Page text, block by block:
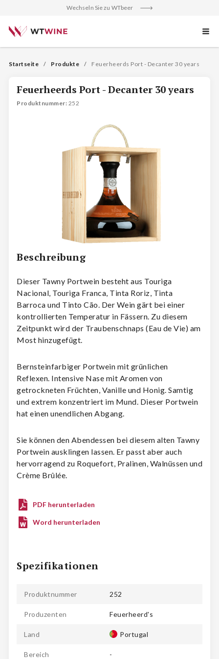
Wechseln Sie zu WTbeer
Startseite Produkte Feuerheerds Port - Decanter 30 years
Feuerheerds Port - Decanter 30 years
Produktnummer: 252
Beschreibung
Dieser Tawny Portwein besteht aus Touriga
Nacional, Touriga Franca, Tinta Roriz, Tinta
Barroca und Tinto Cão. Der Wein gärt bei einer
kontrollierten Temperatur in Fässern. Zu diesem
Zeitpunkt wird der Traubenschnaps (Eau de Vie) am
Most hinzugefügt.
Bernsteinfarbiger Portwein mit grünlichen
Reflexen. Intensive Nase mit Aromen von
getrockneten Früchten, Vanille und Honig. Samtig
und extrem konzentriert im Mund. Dieser Portwein
hat einen unendlichen Abgang.
Sie können den Abendessen bei diesem alten Tawny
Portwein ausklingen lassen. Er passt aber auch
hervorragend zu Roquefort, Pralinen, Walnüssen und
Crème Brûlée.
PDF herunterladen
Word herunterladen
Spezifikationen
Produktnummer 252
Produzenten Feuerheerd's
Land Portugal
Bereich -